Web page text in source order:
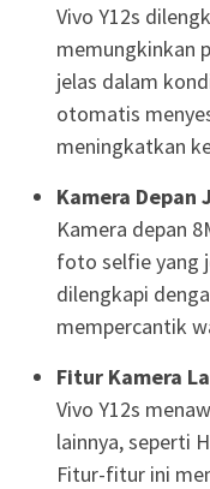
Vivo Y12s
memungkinkan
jelas dalam
otomatis
meningkatkan
Kamera Depan
Kamera depan
foto selfie yang
dilengkapi
mempercantik
Fitur Kamera
Vivo Y12s
lainnya, seperti
Fitur-fitur ini